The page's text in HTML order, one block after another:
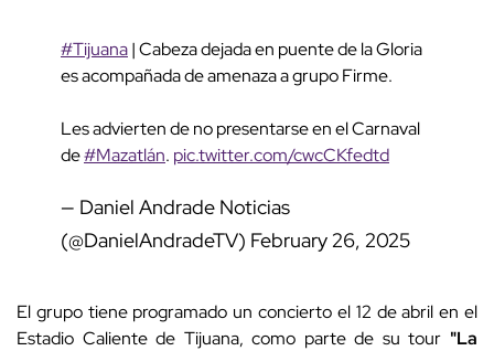
#Tijuana| Cabeza dejada en puente de la Gloria
es acompañada de amenaza a grupo Firme.
Les advierten de no presentarse en el Carnaval
de#Mazatlán. pic.twitter.com/cwcCKfedtd
— Daniel Andrade Noticias
(@DanielAndradeTV) February 26, 2025
El grupo tiene programado un concierto el 12 de abril en el
Estadio Caliente de Tijuana, como parte de su tour "La